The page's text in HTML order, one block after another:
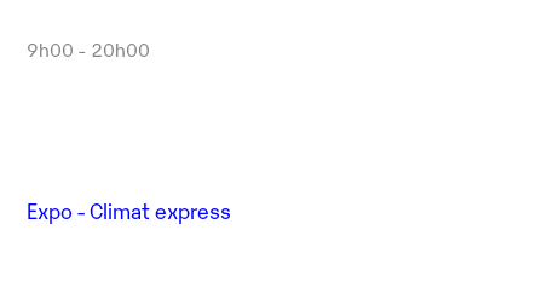
9h00 - 20h00
Expo - Climat express